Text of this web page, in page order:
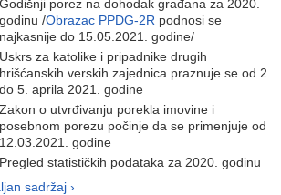
Godišnji porez na dohodak građana za 2020.
godinu /Obrazac PPDG-2R podnosi se
najkasnije do 15.05.2021. godine/
Uskrs za katolike i pripadnike drugih
hrišćanskih verskih zajednica praznuje se od 2.
do 5. aprila 2021. godine
Zakon o utvrđivanju porekla imovine i
posebnom porezu počinje da se primenjuje od
12.03.2021. godine
Pregled statističkih podataka za 2020. godinu
sadržaj ›